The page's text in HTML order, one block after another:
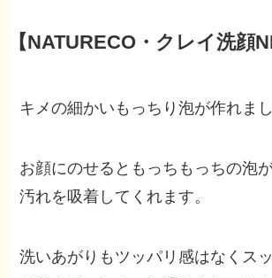
【NATURECO・クレイ洗顔
キメの細かいもっちり泡が作れまし
お顔にのせるともっちもっちの泡
汚れを吸着してくれます。
洗いあがりもツッパリ感はなくス